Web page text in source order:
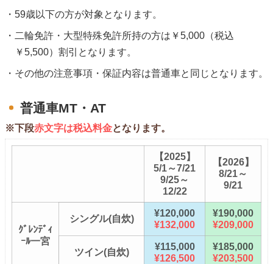
59歳以下の方が対象となります。
二輪免許・大型特殊免許所持の方は￥5,000（税込
￥5,500）割引となります。
その他の注意事項・保証内容は普通車と同じとなります。
普通車MT・AT
※下段赤文字は税込料金となります。
【2025】
5/1～7/21
9/25～
12/22
【2026】
8/21～
9/21
ｸﾞﾚﾝﾃﾞｨ
ｰﾙ一宮
シングル(自炊)
¥120,000
¥132,000
¥190,000
¥209,000
ツイン(自炊)
¥115,000
¥126,500
¥185,000
¥203,500